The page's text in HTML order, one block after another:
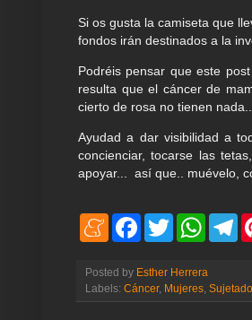
Si os gusta la camiseta que
fondos irán destinados a la
Podréis pensar que este
resulta que el cáncer de
cierto de rosa no tienen nada...
Ayudad a dar visibilidad a
concienciar, tocarse las
apoyar... así que.. muévelo,
M
a
m
e
F
b
o
o
T
w
t
e
r
W
s
A
p
T
r
a
Posted by Esther Herrera
Labels: Cáncer, Mujeres